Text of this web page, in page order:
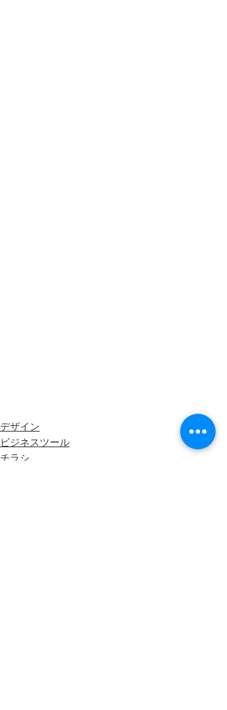
デザイン
ビジネスツール
チラシ